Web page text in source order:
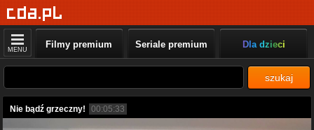
MENU Filmy premium Seriale premium Dla dzieci
szukaj
Nie bądź grzeczny! 00:05:33